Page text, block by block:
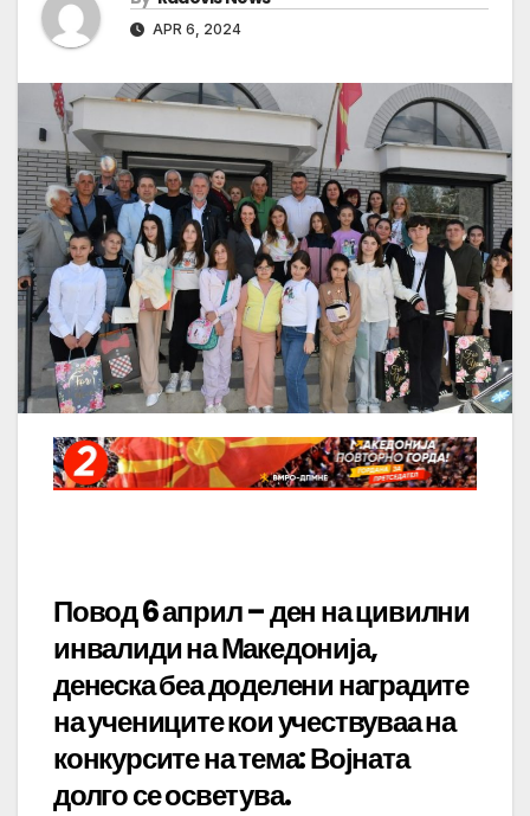
APR 6, 2024
Повод 6 април – ден на цивилни
инвалиди на Македонија,
денеска беа доделени наградите
на учениците кои учествуваа на
конкурсите на тема: Војната
долго се осветува.